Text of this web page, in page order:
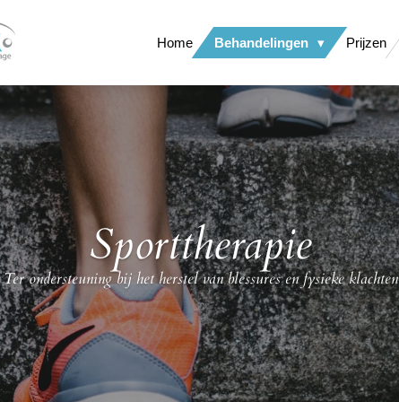
Home Behandelingen Prijzen
Sporttherapie
Ter ondersteuning bij het herstel van blessures en fysieke klachten